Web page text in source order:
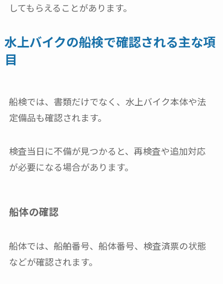
してもらえることがあります。
水上バイクの船検で確認される主な項
目
船検では、書類だけでなく、水上バイク本体や法
定備品も確認されます。
検査当日に不備が見つかると、再検査や追加対応
が必要になる場合があります。
船体の確認
船体では、船舶番号、船体番号、検査済票の状態
などが確認されます。